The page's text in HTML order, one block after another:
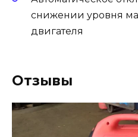
снижении уровня
двигателя
Отзывы